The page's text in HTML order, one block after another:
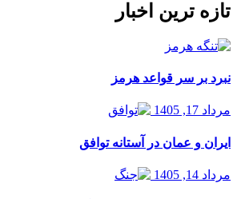
تازه ترین اخبار
نبرد بر سر قواعد هرمز
مرداد 17, 1405
ایران و عمان در آستانه توافق
مرداد 14, 1405